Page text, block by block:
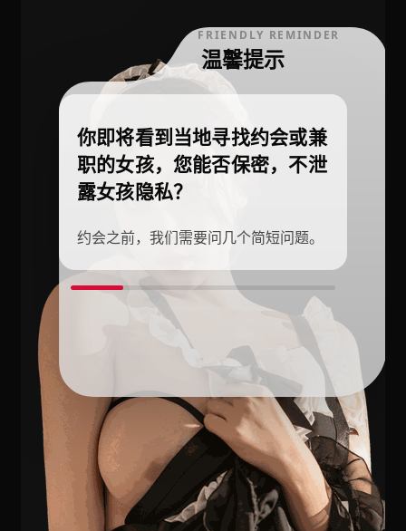
FRIENDLY REMINDER
温馨提示
你即将看到当地寻找约会或兼
职的女孩，您能否保密，不泄
露女孩隐私？
约会之前，我们需要问几个简短问题。